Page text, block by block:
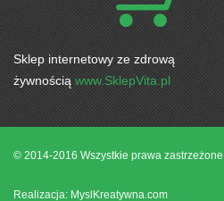
Sklep internetowy ze zdrową
żywnością www.SklepVita.pl
© 2014-2016 Wszystkie prawa zastrzeżone
Realizacja: MyslKreatywna.com